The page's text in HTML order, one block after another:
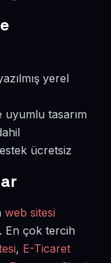
yerel
uyumlu tasarım
ücretsiz
web sitesi
En çok tercih
, E-Ticaret